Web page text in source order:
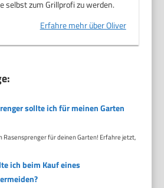
selbst zum Grillprofi zu werden.
Erfahre mehr über Oliver
sollte ich für meinen Garten
Rasensprenger für deinen Garten! Erfahre jetzt,
ich beim Kauf eines